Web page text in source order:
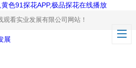
色91探花APP,极品探花在线播放
观看实业发展有限公司网站！